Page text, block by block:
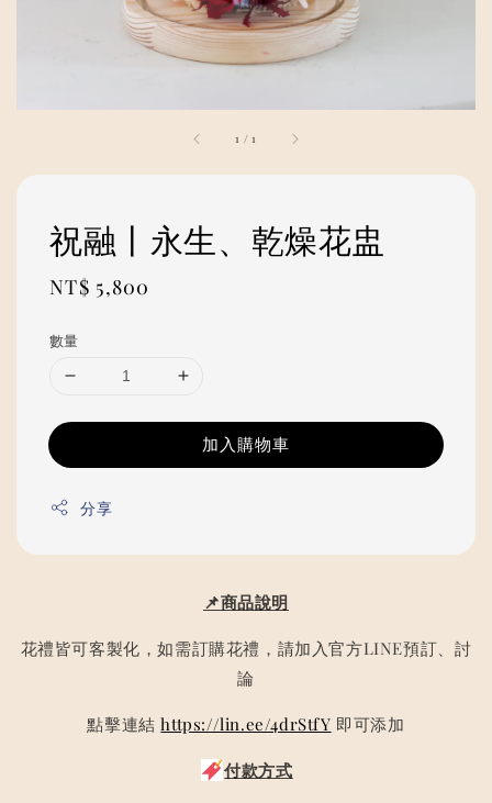
1 /1
祝融丨永生、乾燥花盅
Regular
NT$ 5,800
數量
加入購物車
分享
📌商品說明
花禮皆可客製化，如需訂購花禮，請加入官方LINE預訂、討
論
點擊連結https://lin.ee/4drStfY 即可添加
付款方式